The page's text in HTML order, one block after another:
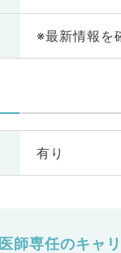
※最新情報を
有り
医師専任のキャ